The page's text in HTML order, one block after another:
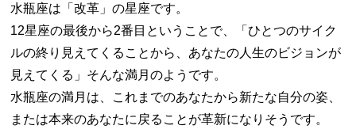
水瓶座は「改革」の星座です。
12星座の最後から2番目ということで、「ひとつのサイク
ルの終り見えてくることから、あなたの人生のビジョンが
見えてくる」そんな満月のようです。
水瓶座の満月は、これまでのあなたから新たな自分の姿、
または本来のあなたに戻ることが革新になりそうです。